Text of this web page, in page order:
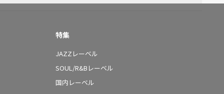
特集
JAZZレーベル
SOUL/R&Bレーベル
国内レーベル